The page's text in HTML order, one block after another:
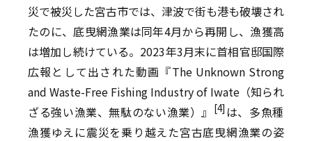
災で被災した宮古市では、津波で街も港も破壊され
たのに、底曳網漁業は同年4月から再開し、漁獲高
は増加し続けている。2023年3月末に首相官邸国際
広報として出された動画『The Unknown Strong
and Waste-Free Fishing Industry of Iwate（知られ
ざる強い漁業、無駄のない漁業）』
[4] は、多魚種
漁獲ゆえに震災を乗り越えた宮古底曳網漁業の姿